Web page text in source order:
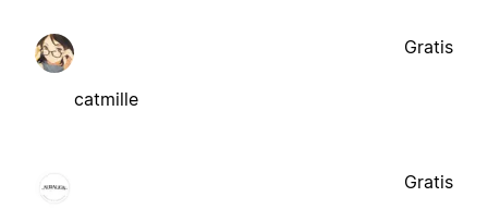
catmille
Gratis
Gratis